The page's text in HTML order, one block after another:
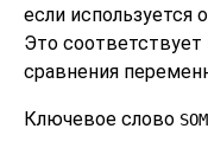
если используется
Это
сравнения
Ключевое слово